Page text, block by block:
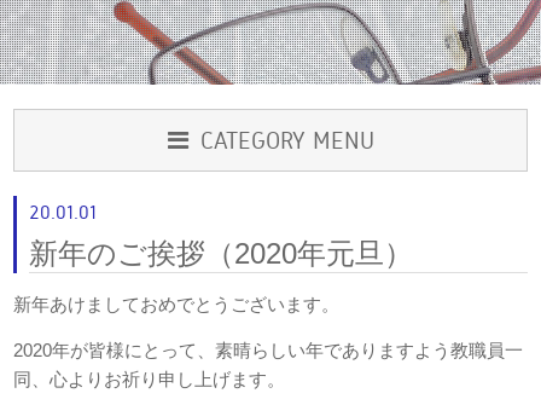
CATEGORY MENU
20.01.01
新年のご挨拶（2020年元旦）
新年あけましておめでとうございます。
2020年が皆様にとって、素晴らしい年でありますよう教職員一
同、心よりお祈り申し上げます。